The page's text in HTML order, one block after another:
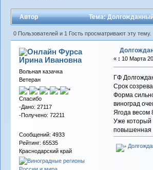
Автор Тема:
0 Пользователей и 1 Гость просматривают эту тему.
Фурса
Ирина Ивановна
Вольная казачка
Ветеран
Спасибо
-Дано: 27117
-Получено: 72211
Сообщений: 4933
Рейтинг: 65535
Краснодарский край
« : 10 Марта
ГФ
Срок
Форма
виноград
Ягода весом
Уже который
повышенная